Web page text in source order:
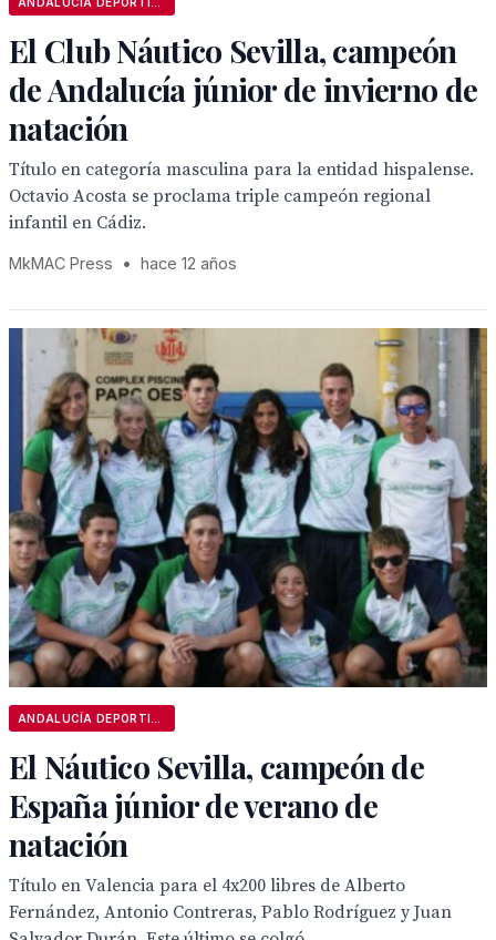
El Club Náutico Sevilla, campeón
de Andalucía júnior de invierno de
natación
Título en categoría masculina para la entidad hispalense.
Octavio Acosta se proclama triple campeón regional
infantil en Cádiz.
MkMAC Press • hace 12 años
El Náutico Sevilla, campeón de
España júnior de verano de
natación
Título en Valencia para el 4x200 libres de Alberto
Fernández, Antonio Contreras, Pablo Rodríguez y Juan